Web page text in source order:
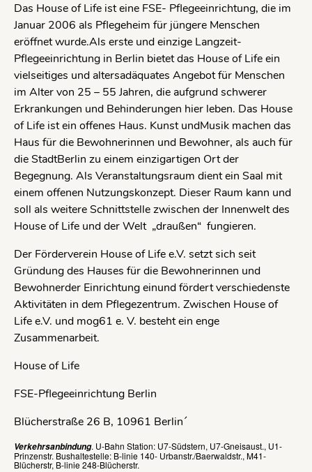
Das House of Life ist eine FSE- Pflegeeinrichtung, die im
Januar 2006 als Pflegeheim für jüngere Menschen
eröffnet wurde.Als erste und einzige Langzeit-
Pflegeeinrichtung in Berlin bietet das House of Life ein
vielseitiges und altersadäquates Angebot für Menschen
im Alter von 25 – 55 Jahren, die aufgrund schwerer
Erkrankungen und Behinderungen hier leben. Das House
of Life ist ein offenes Haus. Kunst undMusik machen das
Haus für die Bewohnerinnen und Bewohner, als auch für
die StadtBerlin zu einem einzigartigen Ort der
Begegnung. Als Veranstaltungsraum dient ein Saal mit
einem offenen Nutzungskonzept. Dieser Raum kann und
soll als weitere Schnittstelle zwischen der Innenwelt des
House of Life und der Welt „draußen“ fungieren.
Der Förderverein House of Life e.V. setzt sich seit
Gründung des Hauses für die Bewohnerinnen und
Bewohnerder Einrichtung einund fördert verschiedenste
Aktivitäten in dem Pflegezentrum. Zwischen House of
Life e.V. und mog61 e. V. besteht ein enge
Zusammenarbeit.
House of Life
FSE-Pflegeeinrichtung Berlin
Blücherstraße 26 B, 10961 Berlin´
Verkehrsanbindung. U-Bahn Station: U7-Südstern, U7-Gneisaust., U1-
Prinzenstr. Bushaltestelle: B-linie 140- Urbanstr./Baerwaldstr., M41-
Blücherstr, B-linie 248-Blücherstr.